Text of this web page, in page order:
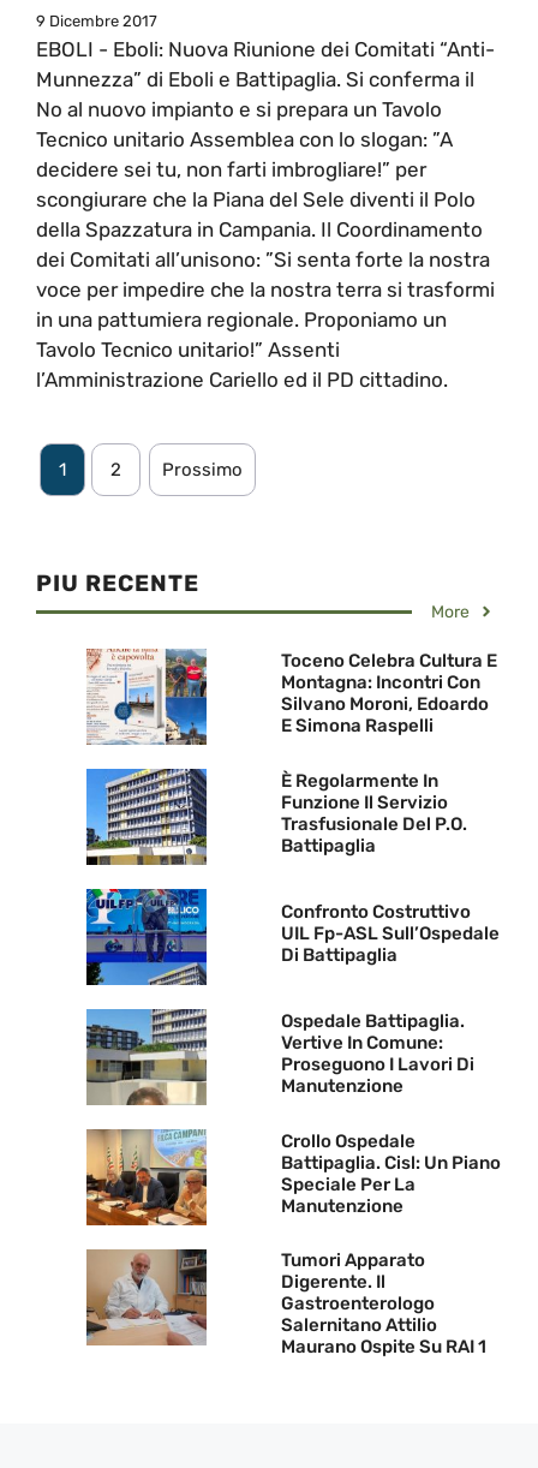
9 Dicembre 2017
EBOLI - Eboli: Nuova Riunione dei Comitati “Anti-
Munnezza” di Eboli e Battipaglia. Si conferma il
No al nuovo impianto e si prepara un Tavolo
Tecnico unitario Assemblea con lo slogan: ”A
decidere sei tu, non farti imbrogliare!” per
scongiurare che la Piana del Sele diventi il Polo
della Spazzatura in Campania. Il Coordinamento
dei Comitati all’unisono: ”Si senta forte la nostra
voce per impedire che la nostra terra si trasformi
in una pattumiera regionale. Proponiamo un
Tavolo Tecnico unitario!” Assenti
l’Amministrazione Cariello ed il PD cittadino.
1 2 Prossimo
PIU RECENTE
More
Toceno Celebra Cultura E
Montagna: Incontri Con
Silvano Moroni, Edoardo
E Simona Raspelli
È Regolarmente In
Funzione Il Servizio
Trasfusionale Del P.O.
Battipaglia
Confronto Costruttivo
UIL Fp-ASL Sull’Ospedale
Di Battipaglia
Ospedale Battipaglia.
Vertive In Comune:
Proseguono I Lavori Di
Manutenzione
Crollo Ospedale
Battipaglia. Cisl: Un Piano
Speciale Per La
Manutenzione
Tumori Apparato
Digerente. Il
Gastroenterologo
Salernitano Attilio
Maurano Ospite Su RAI 1